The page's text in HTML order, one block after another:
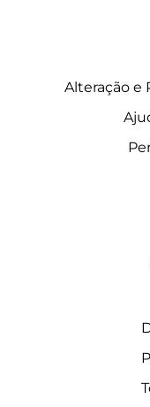
Alteração e